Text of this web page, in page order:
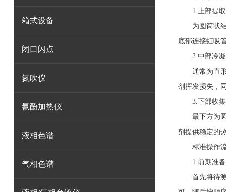
箱式设备
闭口闪点
氮吹仪
氰酚加热仪
液相色谱
气相色谱
1.上部提取
为圆筒状结
底部连接虹吸
2.中部冷凝
通常为直形
剂挥发损失，
3.下部收集
最下方为圆
剂提供稳定的
标准操作流
1.前期准备
首先将待测